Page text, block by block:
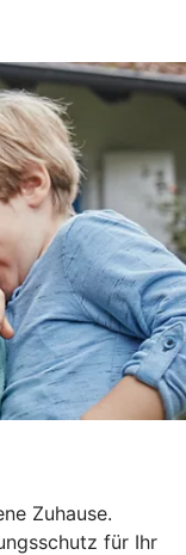
Zuhause.
für Ihr